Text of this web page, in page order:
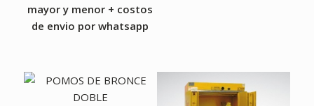
mayor y menor + costos
de envio por whatsapp